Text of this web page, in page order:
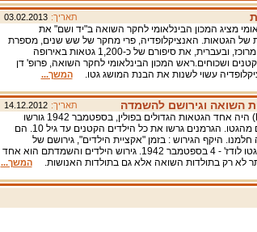
תאריך: 03.02.2013
מציג המכון הבינלאומי לחקר השואה ב"יד ושם" את
של הגטאות. האנציקלופדיה, פרי מחקר של שש שנים, מספרת
בפעם הראשונה באופן מרוכז, ובעברית, את סיפורם של כ-1,200 גטאות באירופה
ושכוחים.ראש המכון הבינלאומי לחקר השואה, פרופ' דן
עשוי לשנות את הבנת המושג גטו.המשך...
השואה וגירושם להשמדה תאריך: 14.12.2012
גטו לודז' (Lodz Ghetto) היה אחד הגטאות הגדולים בפולין, בספטמבר 1942 גורשו
הילדים הזקנים והחולים מהגטו. הגרמנים גרשו את כל הילדים הקטנים עד גיל 10. הם
היקף הגירוש : בזמן "אקציית הילדים", גירושם של
20,000 ילדים וזקנים מגטו לודז' - 4 בספטמבר 1942. גירוש הילדים והשמדתם הוא אחד
לא רק בתולדות השואה אלא גם בתולדות האנושות.המשך...